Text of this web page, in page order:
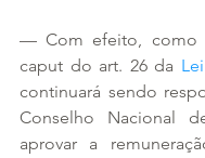
— Com efeito, como
caput do art. 26 da
continuará sendo
Conselho Nacional
aprovar a